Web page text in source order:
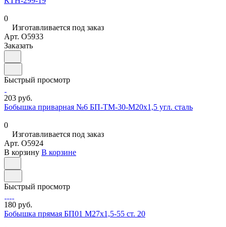
0
Изготавливается под заказ
Арт. O5933
Заказать
Быстрый просмотр
203 руб.
Бобышка приварная №6 БП-ТМ-30-M20x1,5 угл. сталь
0
Изготавливается под заказ
Арт. O5924
В корзину В корзине
Быстрый просмотр
180 руб.
Бобышка прямая БП01 М27х1,5-55 ст. 20